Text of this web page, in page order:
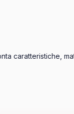
caratteristiche,